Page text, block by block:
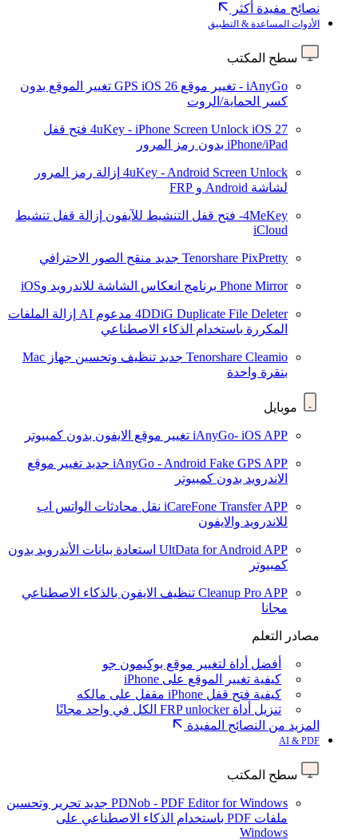
نصائح مفيدة أكثر
الأدوات المساعدة & التطبيق
سطح المكتب
iAnyGo - تغيير موقع GPS iOS 26
تغيير الموقع بدون
كسر الحماية/الروت
4uKey - iPhone Screen Unlock iOS 27
فتح قفل
iPhone/iPad بدون رمز المرور
4uKey - Android Screen Unlock إزالة رمز المرور
لشاشة Android و FRP
4MeKey- فتح قفل التنشيط للآيفون
إزالة قفل تنشيط
iCloud
Tenorshare PixPretty جديد منقح الصور الاحترافي
Phone Mirror برنامج انعكاس الشاشة للاندرويد وiOS
4DDiG Duplicate File Deleter مدعوم AI
إزالة الملفات
المكررة باستخدام الذكاء الاصطناعي
Tenorshare Cleamio جديد
تنظيف وتحسين جهاز Mac
بنقرة واحدة
موبايل
iAnyGo- iOS APP تغيير موقع الايفون بدون كمبيوتر
iAnyGo - Android Fake GPS APP جديد تغيير موقع
الاندرويد بدون كمبيوتر
iCareFone Transfer APP نقل محادثات الواتس اب
للاندرويد والايفون
UltData for Android APP استعادة بيانات الأندرويد بدون
كمبيوتر
Cleanup Pro APP تنظيف الايفون بالذكاء الاصطناعي
مجانا
مصادر التعلم
أفضل أداة لتغيير موقع بوكيمون جو
كيفية تغيير الموقع على iPhone
كيفية فتح قفل iPhone مقفل على مالكه
تنزيل أداة FRP unlocker الكل في واحد مجانًا
المزيد من النصائح المفيدة
AI & PDF
سطح المكتب
PDNob - PDF Editor for Windows جديد تحرير وتحسين
ملفات PDF باستخدام الذكاء الاصطناعي على
Windows